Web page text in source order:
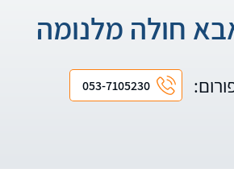
חולה מלנומה
053-7105230